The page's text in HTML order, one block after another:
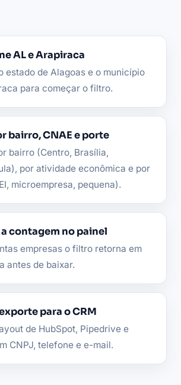
AL e Arapiraca
estado de Alagoas e o município
para começar o filtro.
bairro, CNAE e porte
bairro (Centro, Brasília,
por atividade econômica e por
microempresa, pequena).
contagem no painel
empresas o filtro retorna em
antes de baixar.
para o CRM
de HubSpot, Pipedrive e
CNPJ, telefone e e-mail.